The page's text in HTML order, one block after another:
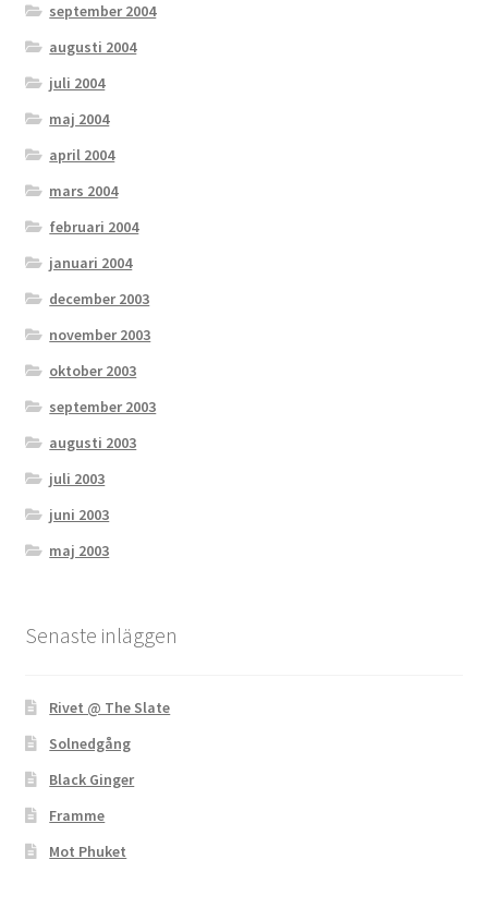
september 2004
augusti 2004
juli 2004
maj 2004
april 2004
mars 2004
februari 2004
januari 2004
december 2003
november 2003
oktober 2003
september 2003
augusti 2003
juli 2003
juni 2003
maj 2003
Senaste inläggen
Rivet @ The Slate
Solnedgång
Black Ginger
Framme
Mot Phuket